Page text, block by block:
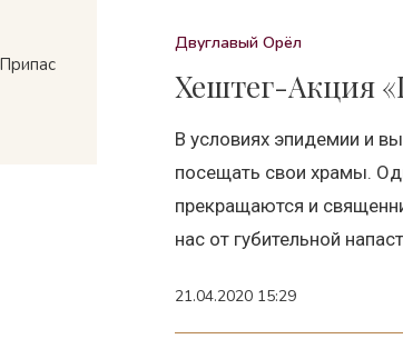
Двуглавый Орёл
Хештег-Акция
В условиях эпидемии и
посещать свои храмы.
прекращаются и
нас от губительной
21.04.2020 15:29